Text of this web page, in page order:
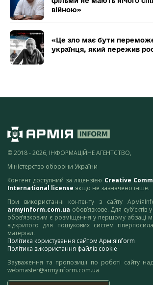
війною»
«Це зло має бути
українця, який пережив
© 2018 - 2026, ІНФОРМАЦІЙНЕ АГЕНТСТВО,
Міністерство оборони України
Контент доступний за ліцензією Creative
International license якщо не зазначено інше.
При використанні контенту з сайту
armyinform.com.ua обов’язкове. Для
обов’язковим є розміщення у першому абзаці
відкритого для пошукових систем
матеріал.
Політика користування сайтом АрміяInform
Політика використання файлів cookie
Зауваження та пропозиції по роботі сайту
webmaster@armyinform.com.ua